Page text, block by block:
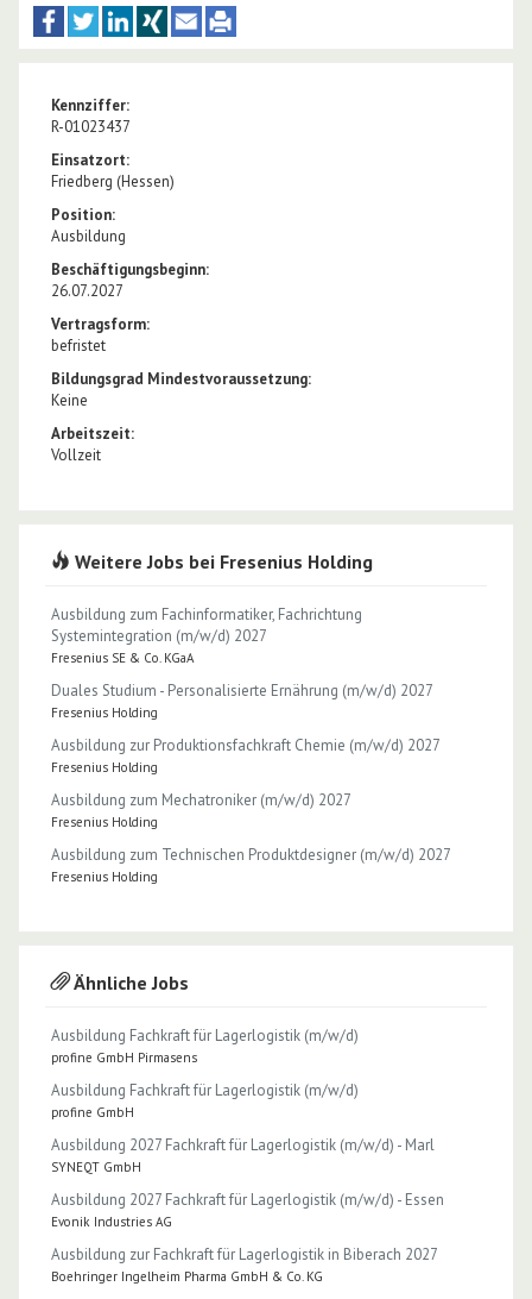
Kennziffer:
R-01023437
Einsatzort:
Friedberg (Hessen)
Position:
Ausbildung
Beschäftigungsbeginn:
26.07.2027
Vertragsform:
befristet
Bildungsgrad Mindestvoraussetzung:
Keine
Arbeitszeit:
Vollzeit
Weitere Jobs bei Fresenius Holding
Ausbildung zum Fachinformatiker, Fachrichtung
Systemintegration (m/w/d) 2027
Fresenius SE & Co. KGaA
Duales Studium - Personalisierte Ernährung (m/w/d) 2027
Fresenius Holding
Ausbildung zur Produktionsfachkraft Chemie (m/w/d) 2027
Fresenius Holding
Ausbildung zum Mechatroniker (m/w/d) 2027
Fresenius Holding
Ausbildung zum Technischen Produktdesigner (m/w/d) 2027
Fresenius Holding
Ähnliche Jobs
Ausbildung Fachkraft für Lagerlogistik (m/w/d)
profine GmbH Pirmasens
Ausbildung Fachkraft für Lagerlogistik (m/w/d)
profine GmbH
Ausbildung 2027 Fachkraft für Lagerlogistik (m/w/d) - Marl
SYNEQT GmbH
Ausbildung 2027 Fachkraft für Lagerlogistik (m/w/d) - Essen
Evonik Industries AG
Ausbildung zur Fachkraft für Lagerlogistik in Biberach 2027
Boehringer Ingelheim Pharma GmbH & Co. KG